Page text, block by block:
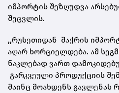
იმპორტის შეზღუდვა
შეცვლის.
,,რუსეთიდან შაქრის
აღარ ხორციელდება. ამ
ნაკლებად ვართ
გარკვეული პროდუქციის
მაინც მოახდენს გავლენას